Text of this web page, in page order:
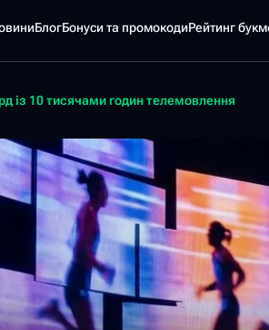
БлогБонуси та промокодиPейтинг
із 10 тисячами годин телемовлення